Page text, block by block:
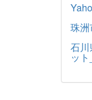
珠洲
石
ッ